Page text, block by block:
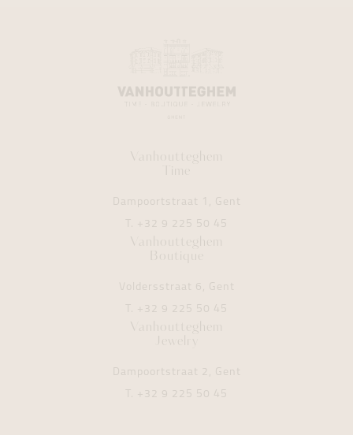
Vanhoutteghem
Time
Dampoortstraat 1, Gent
T. +32 9 225 50 45
Vanhoutteghem
Boutique
Voldersstraat 6, Gent
T. +32 9 225 50 45
Vanhoutteghem
Jewelry
Dampoortstraat 2, Gent
T. +32 9 225 50 45